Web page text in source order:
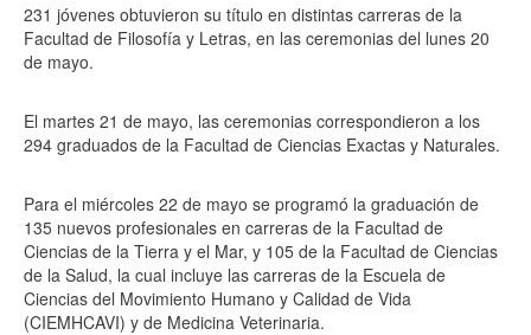
231 jóvenes obtuvieron su título en distintas carreras de la
Facultad de Filosofía y Letras, en las ceremonias del lunes 20
de mayo.
El martes 21 de mayo, las ceremonias correspondieron a los
294 graduados de la Facultad de Ciencias Exactas y Naturales.
Para el miércoles 22 de mayo se programó la graduación de
135 nuevos profesionales en carreras de la Facultad de
Ciencias de la Tierra y el Mar, y 105 de la Facultad de Ciencias
de la Salud, la cual incluye las carreras de la Escuela de
Ciencias del Movimiento Humano y Calidad de Vida
(CIEMHCAVI) y de Medicina Veterinaria.